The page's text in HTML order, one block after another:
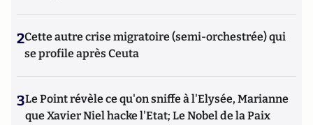
2Cette autre crise migratoire (semi-orchestrée) qui
se profile après Ceuta
3Le Point révèle ce qu'on sniffe à l'Elysée, Marianne
que Xavier Niel hacke l'Etat; Le Nobel de la Paix